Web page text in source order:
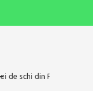
de schi din Poiana